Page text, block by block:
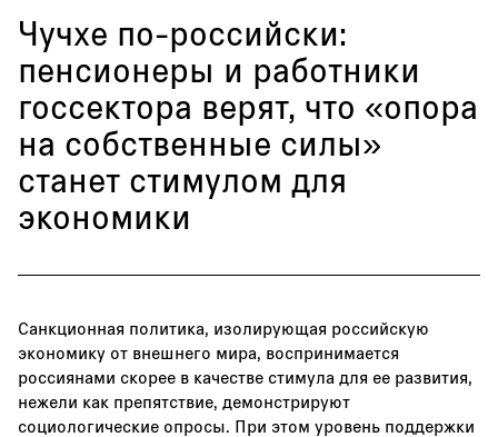
Чучхе по-российски:
пенсионеры и работники
госсектора верят, что «опора
на собственные силы»
станет стимулом для
экономики
Санкционная политика, изолирующая российскую
экономику от внешнего мира, воспринимается
россиянами скорее в качестве стимула для ее развития,
нежели как препятствие, демонстрируют
социологические опросы. При этом уровень поддержки